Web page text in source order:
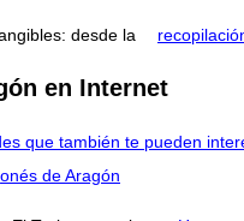
desde la
en Internet
que también te pueden
de Aragón